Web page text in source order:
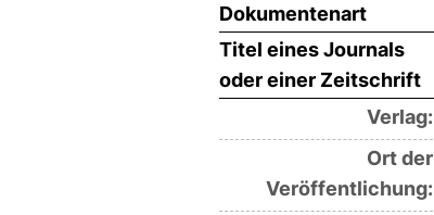
Dokumentenart
Titel eines Journals
oder einer Zeitschrift
Verlag:
Ort der
Veröffentlichung: